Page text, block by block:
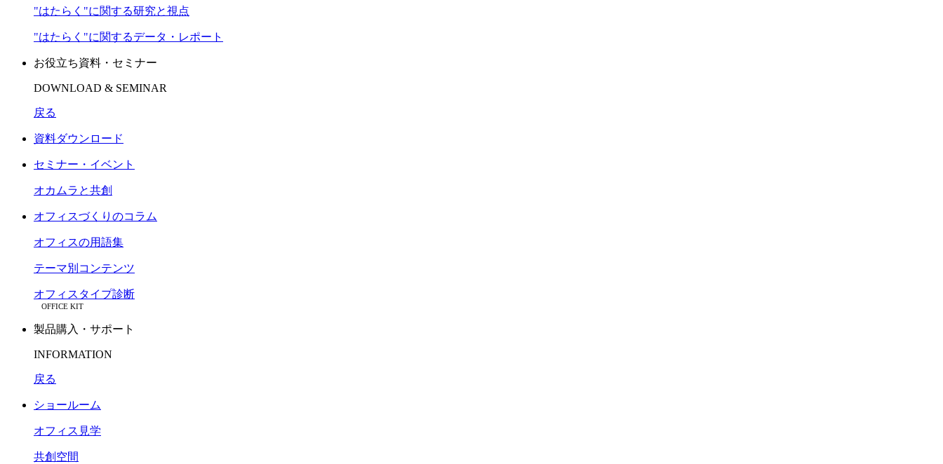
"はたらく"に関する研究と視点
"はたらく"に関するデータ・レポート
お役立ち資料・セミナー
DOWNLOAD & SEMINAR
戻る
資料ダウンロード
セミナー・イベント
オカムラと共創
オフィスづくりのコラム
オフィスの用語集
テーマ別コンテンツ
オフィスタイプ診断
OFFICE KIT
製品購入・サポート
INFORMATION
戻る
ショールーム
オフィス見学
共創空間